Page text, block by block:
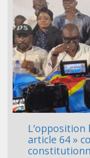
L’opposition
article 64 »